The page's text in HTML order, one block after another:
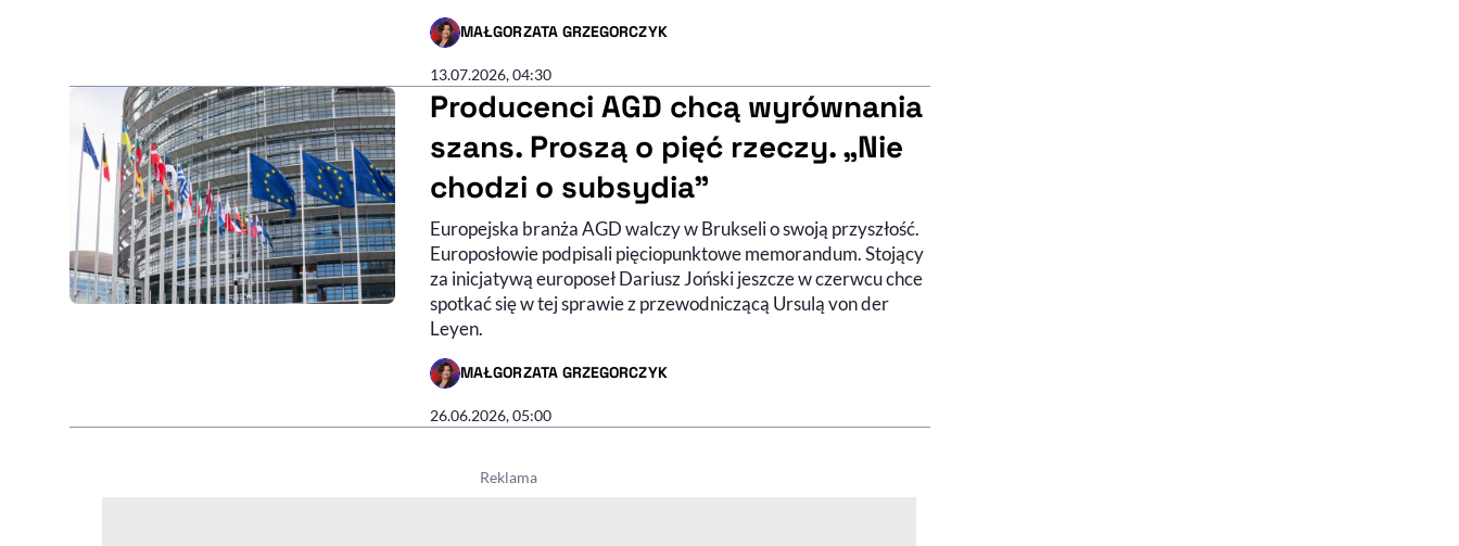
MAŁGORZATA GRZEGORCZYK
- AUTOR ARTYKUŁU - PROFIL
13.07.2026, 04:30
Producenci AGD chcą wyrównania
szans. Proszą o pięć rzeczy. „Nie
chodzi o subsydia”
Europejska branża AGD walczy w Brukseli o swoją przyszłość.
Europosłowie podpisali pięciopunktowe memorandum. Stojący
za inicjatywą europoseł Dariusz Joński jeszcze w czerwcu chce
spotkać się w tej sprawie z przewodniczącą Ursulą von der
Leyen.
MAŁGORZATA GRZEGORCZYK
- AUTOR ARTYKUŁU - PROFIL
26.06.2026, 05:00